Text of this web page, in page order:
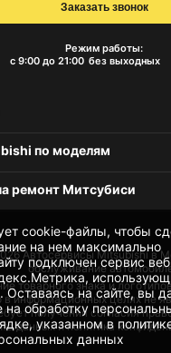
cookie-файлы, чтобы
на нем максимально
подключен сервис
. Оставаясь на сайте, вы
на обработку
указанном в
данных
Режим работы:
с 9:00 до 21:00 без выходных
Заказать звонок
по моделям
ремонт Митсубиси
Автосервисы Mitsubishi в
обслуживание
товарного знака и
в информационных целях не
получения согласия
данных и политика